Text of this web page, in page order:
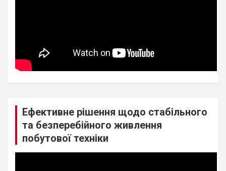
Ефективне рішення щодо стабільного
та безперебійного живлення
побутової техніки